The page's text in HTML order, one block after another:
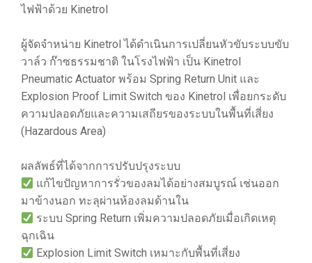
ไฟฟ้าด้วย Kinetrol
ผู้จัดจำหน่าย Kinetrol ได้ดำเนินการเปลี่ยนหัวขับระบบขับ
วาล์ว ก๊าซธรรมชาติ ในโรงไฟฟ้า เป็น Kinetrol
Pneumatic Actuator พร้อม Spring Return Unit และ
Explosion Proof Limit Switch ของ Kinetrol เพื่อยกระดับ
ความปลอดภัยและความเสถียรของระบบในพื้นที่เสี่ยง
(Hazardous Area)
ผลลัพธ์ที่ได้จากการปรับปรุงระบบ
แก้ไขปัญหาการรั่วของลมได้อย่างสมบูรณ์ เช่นออก
มาข้างนอก ทะลุผ่านห้องลมด้านใน
ระบบ Spring Return เพิ่มความปลอดภัยเมื่อเกิดเหตุ
ฉุกเฉิน
Explosion Limit Switch เหมาะกับพื้นที่เสี่ยง